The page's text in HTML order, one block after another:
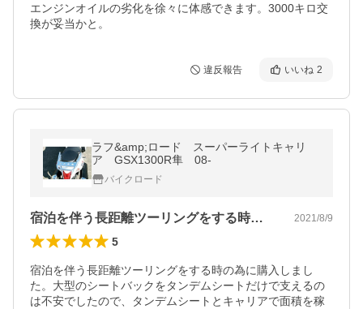
エンジンオイルの劣化を徐々に体感できます。3000キロ交
換が妥当かと。
違反報告 いいね 2
ラフ&amp;ロード スーパーライトキャリ
ア GSX1300R隼 08-
バイクロード
宿泊を伴う長距離ツーリングをする時の為… 2021/8/9
5
宿泊を伴う長距離ツーリングをする時の為に購入しまし
た。大型のシートバックをタンデムシートだけで支えるの
は不安でしたので、タンデムシートとキャリアで面積を稼